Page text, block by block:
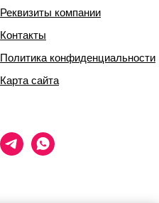
Реквизиты компании
Контакты
Политика конфиденциальности
Карта сайта